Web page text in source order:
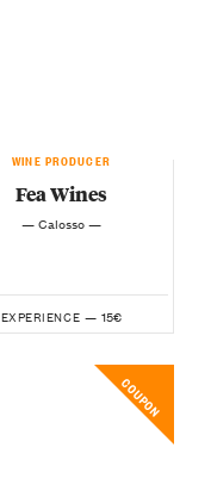
WINE PRODUCER
Fea Wines
— Calosso —
EXPERIENCE — 15€
COUPON